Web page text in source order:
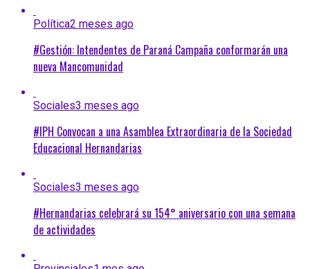
Política2 meses ago
#Gestión: Intendentes de Paraná Campaña conformarán una
nueva Mancomunidad
Sociales3 meses ago
#IPH Convocan a una Asamblea Extraordinaria de la Sociedad
Educacional Hernandarias
Sociales3 meses ago
#Hernandarias celebrará su 154° aniversario con una semana
de actividades